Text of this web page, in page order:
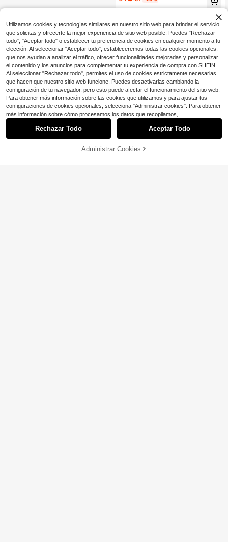
pierna ancha, primavera/verano
¡25% DE DESCUENTO!
Utilizamos cookies y tecnologías similares en nuestro sitio web para brindar el servicio
que solicitas y ofrecerte la mejor experiencia de sitio web posible. Puedes "Rechazar
todo", "Aceptar todo" o establecer tu preferencia de cookies en cualquier momento a tu
elección. Al seleccionar "Aceptar todo", estableceremos todas las cookies opcionales,
que nos ayudan a analizar el tráfico, ofrecer funcionalidades mejoradas y personalizar
el contenido y los anuncios para complementar tu experiencia de compra con SHEIN.
Al seleccionar "Rechazar todo", permites el uso de cookies estrictamente necesarias
que hacen que nuestro sitio web funcione. Puedes desactivarlas cambiando la
configuración de tu navegador, pero esto puede afectar el funcionamiento del sitio web.
Para obtener más información sobre las cookies que utilizamos y para ajustar tus
configuraciones de cookies opcionales, selecciona "Administrar cookies". Para obtener
más información sobre cómo procesamos los datos que recopilamos,
Rechazar Todo Aceptar Todo
Administrar Cookies